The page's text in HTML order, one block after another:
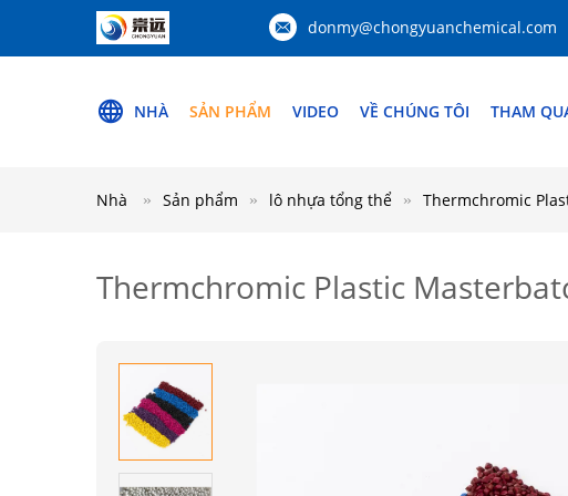
donmy@chongyuanchemical.com
NHÀ SẢN PHẨM VIDEO VỀ CHÚNG TÔI THAM
Nhà Sản phẩm lô nhựa tổng thể Thermchromic
Thermchromic Plastic